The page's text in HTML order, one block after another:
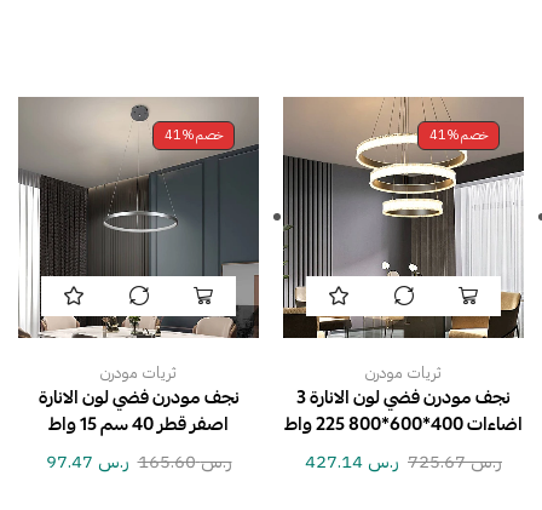
خصم41%
ثريات مودرن
نجف مودرن فضي لون الانارة 3
اضاءات 400*600*800 225 واط
ر.س725.67 ر.س
خصم41%
ثريات مودرن
نجف مودرن فضي لون الانارة
اصفر قطر 40 سم 15 واط
ر.س165.60 ر.س